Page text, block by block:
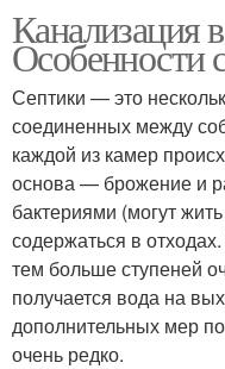
Канализация
Особенности
Септики — это
соединенных между
каждой из камер
основа — брожение и
бактериями (могут
содержаться в
тем больше ступеней
получается вода на
дополнительных мер
очень редко.